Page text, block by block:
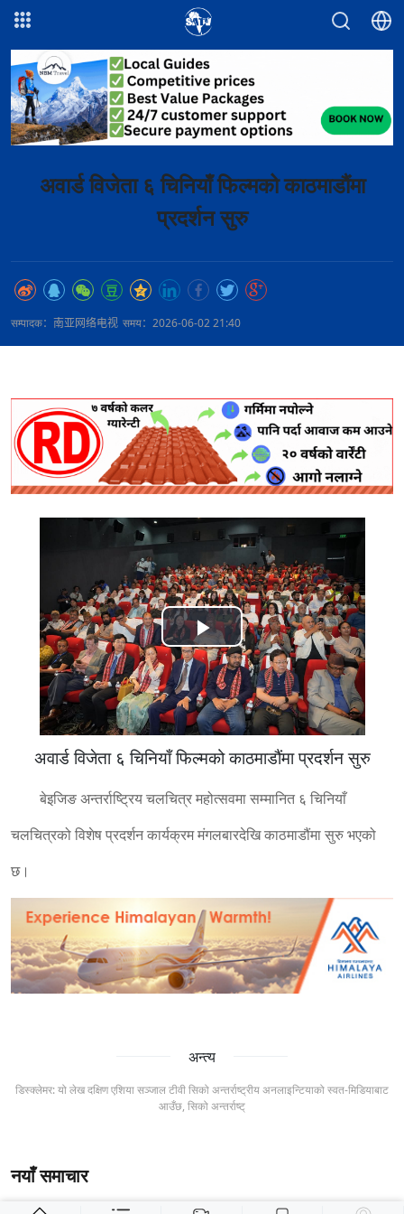
अवार्ड विजेता ६ चिनियाँ फिल्मको काठमाडौंमा
प्रदर्शन सुरु
सम्पादक：南亚网络电视 समय：2026-06-02 21:40
Play
Video
अवार्ड विजेता ६ चिनियाँ फिल्मको काठमाडौंमा प्रदर्शन सुरु
बेइजिङ अन्तर्राष्ट्रिय चलचित्र महोत्सवमा सम्मानित ६ चिनियाँ
चलचित्रको विशेष प्रदर्शन कार्यक्रम मंगलबारदेखि काठमाडौंमा सुरु भएको
छ।
अन्त्य
डिस्क्लेमर: यो लेख दक्षिण एशिया सञ्जाल टीवी सिको अन्तर्राष्ट्रीय अनलाइन्टियाको स्वत-मिडियाबाट
आउँछ, सिको अन्तर्राष्ट्
नयाँ समाचार